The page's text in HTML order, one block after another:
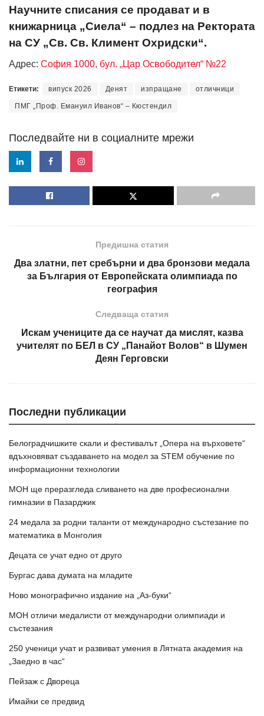
Научните списания се продават и в
книжарница „Сиела“ – подлез на Ректората
на СУ „Св. Св. Климент Охридски“.
Адрес: София 1000, бул. „Цар Освободител“ №22
Етикети: випуск 2026 Денят изпращане отличници
ПМГ „Проф. Емануил Иванов“ – Кюстендил
Последвайте ни в социалните мрежи
Предишна статия
Два златни, пет сребърни и два бронзови медала
за България от Европейската олимпиада по
география
Следваща статия
Искам учениците да се научат да мислят, казва
учителят по БЕЛ в СУ „Панайот Волов“ в Шумен
Деян Герговски
Последни публикации
Белоградчишките скали и фестивалът „Опера на върховете“
вдъхновяват създаването на модел за STEM обучение по
информационни технологии
МОН ще преразгледа сливането на две професионални
гимназии в Пазарджик
24 медала за родни таланти от международно състезание по
математика в Монголия
Децата се учат едно от друго
Бургас дава думата на младите
Ново монографично издание на „Аз-буки“
МОН отличи медалисти от международни олимпиади и
състезания
250 ученици учат и развиват умения в Лятната академия на
„Заедно в час“
Пейзаж с Двореца
Имайки се предвид